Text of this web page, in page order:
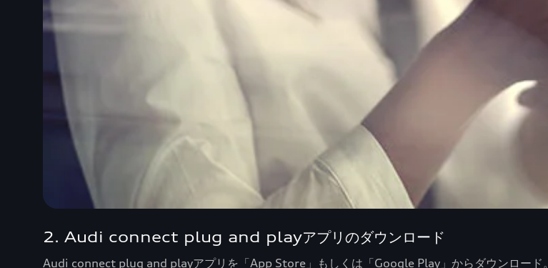
2. Audi connect plug and playアプリのダウンロード
Audi connect plug and playアプリを「App Store」もしくは「Google Play」からダウンロード。